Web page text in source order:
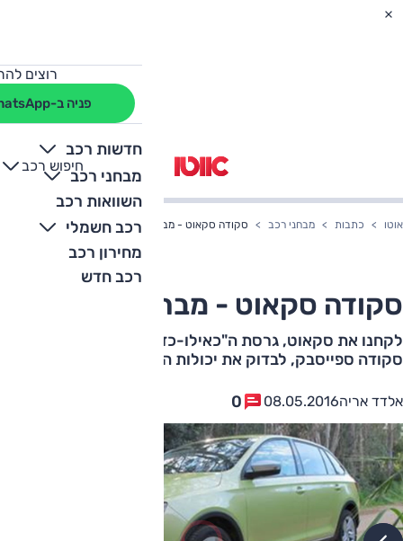
רוצים
פניה ב-WhatsApp
חדשות רכב
מבחני רכב
השוואות רכב
רכב חשמלי
מחירון רכב
רכב חדש
חיפוש רכב
+
-
אוטו כתבות מבחני רכב סקודה סקאוט - מבחן דרכים
סקודה סקאוט - מבחן דרכים
לקחנו את סקאוט, גרסת ה"כאילו-כזה-פנאי-שטח" של
סקודה ספייסבק, לבדוק את יכולות הגישוש
אלדד אריה08.05.2016
0